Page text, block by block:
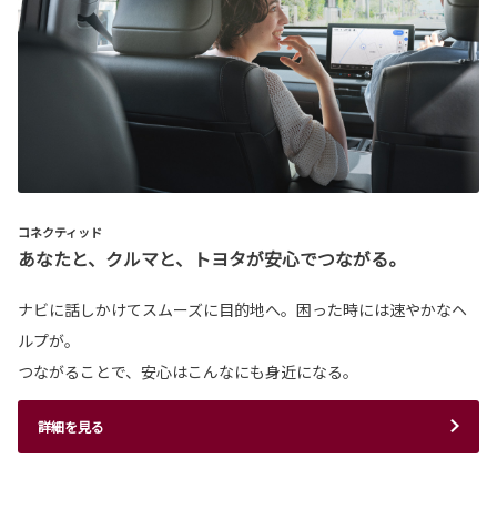
コネクティッド
あなたと、クルマと、トヨタが安心でつながる。
ナビに話しかけてスムーズに目的地へ。困った時には速やかなヘ
ルプが。
つながることで、安心はこんなにも身近になる。
詳細を見る